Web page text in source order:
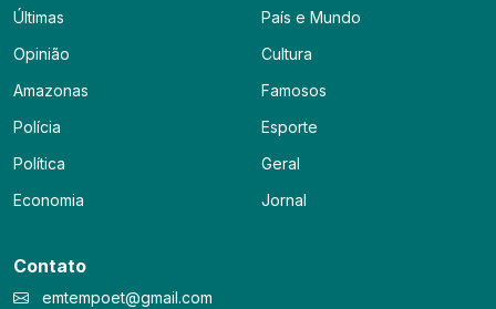
Últimas
Opinião
Amazonas
Polícia
Política
Economia
País e Mundo
Cultura
Famosos
Esporte
Geral
Jornal
Contato
emtempoet@gmail.com